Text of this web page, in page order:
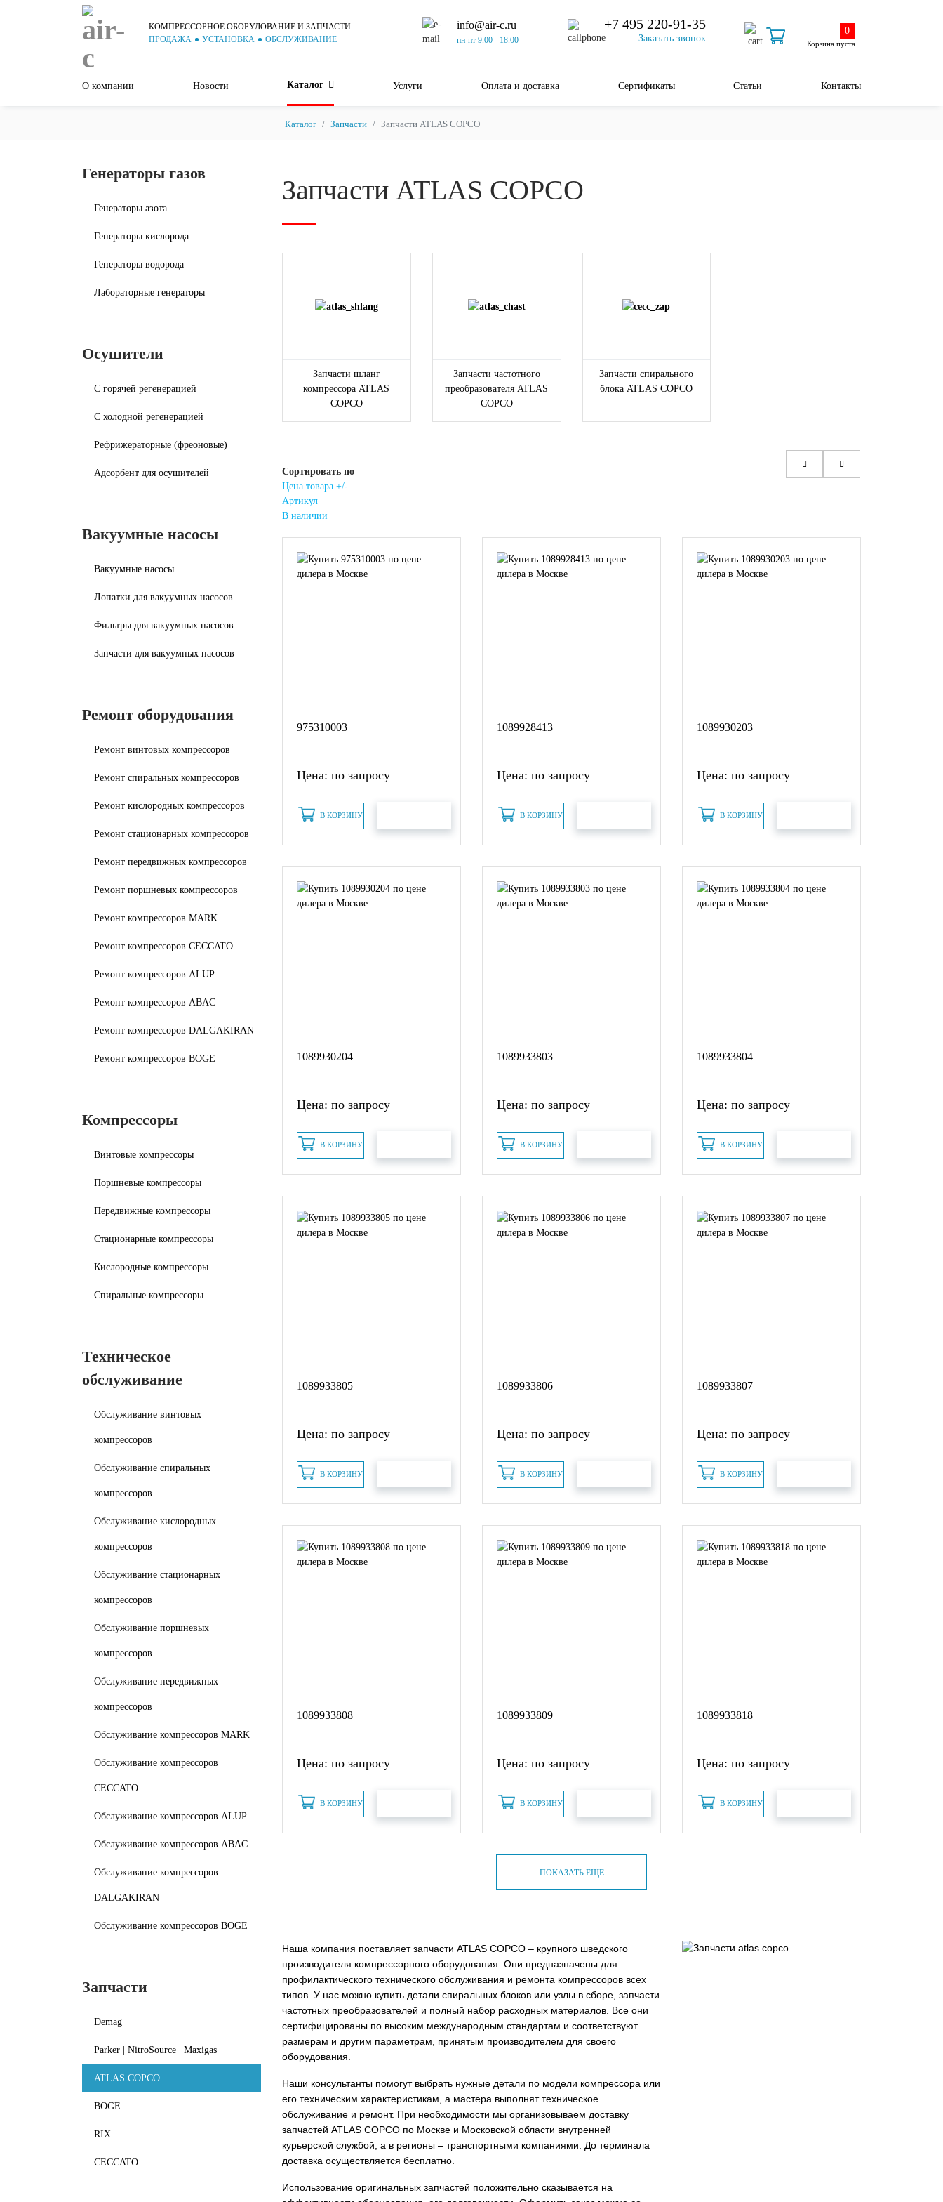
КОМПРЕССОРНОЕ ОБОРУДОВАНИЕ И ЗАПЧАСТИ
ПРОДАЖА
УСТАНОВКА ОБСЛУЖИВАНИЕ
info@air-c.ru
пн-пт 9.00 - 18.00
+7 495 220-91-35
Заказать звонок
0
Корзина пуста
О компании Новости Каталог Услуги Оплата и доставка Сертификаты Статьи Контакты
Каталог Запчасти Запчасти ATLAS COPCO
Генераторы газов
Генераторы азота
Генераторы кислорода
Генераторы водорода
Лабораторные генераторы
Осушители
С горячей регенерацией
С холодной регенерацией
Рефрижераторные (фреоновые)
Адсорбент для осушителей
Вакуумные насосы
Вакуумные насосы
Лопатки для вакуумных насосов
Фильтры для вакуумных насосов
Запчасти для вакуумных насосов
Ремонт оборудования
Ремонт винтовых компрессоров
Ремонт спиральных компрессоров
Ремонт кислородных компрессоров
Ремонт стационарных компрессоров
Ремонт передвижных компрессоров
Ремонт поршневых компрессоров
Ремонт компрессоров MARK
Ремонт компрессоров CECCATO
Ремонт компрессоров ALUP
Ремонт компрессоров ABAC
Ремонт компрессоров DALGAKIRAN
Ремонт компрессоров BOGE
Компрессоры
Винтовые компрессоры
Поршневые компрессоры
Передвижные компрессоры
Стационарные компрессоры
Кислородные компрессоры
Спиральные компрессоры
Техническое
обслуживание
Обслуживание винтовых
компрессоров
Обслуживание спиральных
компрессоров
Обслуживание кислородных
компрессоров
Обслуживание стационарных
компрессоров
Обслуживание поршневых
компрессоров
Обслуживание передвижных
компрессоров
Обслуживание компрессоров MARK
Обслуживание компрессоров
CECCATO
Обслуживание компрессоров ALUP
Обслуживание компрессоров ABAC
Обслуживание компрессоров
DALGAKIRAN
Обслуживание компрессоров BOGE
Запчасти
Demag
Parker | NitroSource | Maxigas
ATLAS COPCO
BOGE
RIX
CECCATO
Запчасти ATLAS COPCO
Запчасти шланг
компрессора ATLAS
COPCO
Запчасти частотного
преобразователя ATLAS
COPCO
Запчасти спирального
блока ATLAS COPCO
Сортировать по
Цена товара +/-
Артикул
В наличии
975310003
Цена: по запросу
В КОРЗИНУ
1089928413
Цена: по запросу
В КОРЗИНУ
1089930203
Цена: по запросу
В КОРЗИНУ
1089930204
Цена: по запросу
В КОРЗИНУ
1089933803
Цена: по запросу
В КОРЗИНУ
1089933804
Цена: по запросу
В КОРЗИНУ
1089933805
Цена: по запросу
В КОРЗИНУ
1089933806
Цена: по запросу
В КОРЗИНУ
1089933807
Цена: по запросу
В КОРЗИНУ
1089933808
Цена: по запросу
В КОРЗИНУ
1089933809
Цена: по запросу
В КОРЗИНУ
1089933818
Цена: по запросу
В КОРЗИНУ
ПОКАЗАТЬ ЕЩЕ
Наша компания поставляет запчасти ATLAS COPCO – крупного шведского
производителя компрессорного оборудования. Они предназначены для
профилактического технического обслуживания и ремонта компрессоров всех
типов. У нас можно купить детали спиральных блоков или узлы в сборе, запчасти
частотных преобразователей и полный набор расходных материалов. Все они
сертифицированы по высоким международным стандартам и соответствуют
размерам и другим параметрам, принятым производителем для своего
оборудования.
Наши консультанты помогут выбрать нужные детали по модели компрессора или
его техническим характеристикам, а мастера выполнят техническое
обслуживание и ремонт. При необходимости мы организовываем доставку
запчастей ATLAS COPCO по Москве и Московской области внутренней
курьерской службой, а в регионы – транспортными компаниями. До терминала
доставка осуществляется бесплатно.
Использование оригинальных запчастей положительно сказывается на